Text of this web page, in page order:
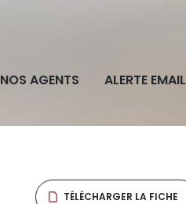
NOS AGENTS ALERTE EMAIL
TÉLÉCHARGER LA FICHE